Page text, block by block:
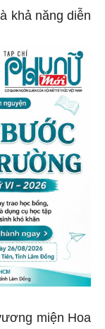
khả năng diễn
miện Hoa